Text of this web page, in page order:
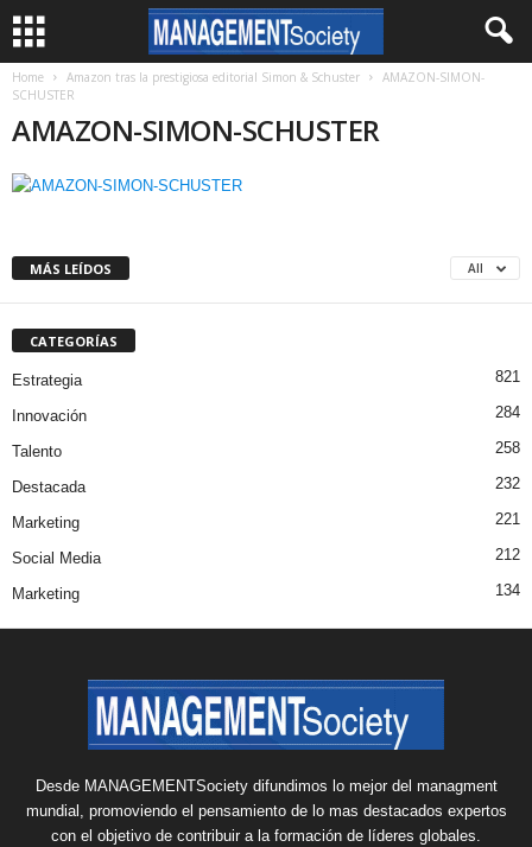
Home Amazon tras la prestigiosa editorial Simon & Schuster
AMAZON-SIMON-
SCHUSTER
AMAZON-SIMON-SCHUSTER
MÁS LEÍDOS All
CATEGORÍAS
Estrategia 821
Innovación 284
Talento 258
Destacada 232
Marketing 221
Social Media 212
Marketing 134
Desde MANAGEMENTSociety difundimos lo mejor del managment
mundial, promoviendo el pensamiento de lo mas destacados expertos
con el objetivo de contribuir a la formación de líderes globales.